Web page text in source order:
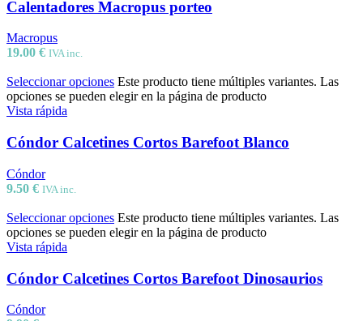
Calentadores Macropus porteo
Macropus
19.00 € IVA inc.
Seleccionar opciones Este producto tiene múltiples variantes. Las
opciones se pueden elegir en la página de producto
Vista rápida
Cóndor Calcetines Cortos Barefoot Blanco
Cóndor
9.50 € IVA inc.
Seleccionar opciones Este producto tiene múltiples variantes. Las
opciones se pueden elegir en la página de producto
Vista rápida
Cóndor Calcetines Cortos Barefoot Dinosaurios
Cóndor